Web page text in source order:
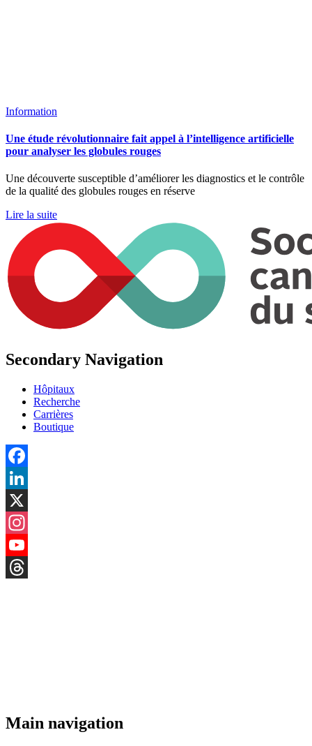
Information
Une étude révolutionnaire fait appel à l’intelligence artificielle
pour analyser les globules rouges
Une découverte susceptible d’améliorer les diagnostics et le contrôle
de la qualité des globules rouges en réserve
Lire la suite
Secondary Navigation
Hôpitaux
Recherche
Carrières
Boutique
Facebook
LinkedIn
X
Instagram
YouTube
Main navigation